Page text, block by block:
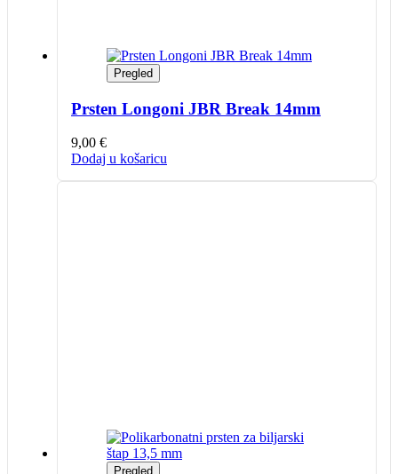
Pregled
Prsten Longoni JBR Break 14mm
9,00 €
Dodaj u košaricu
Pregled